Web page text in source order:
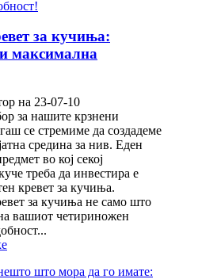
за кучиња:
максимална
на 23-07-10
за нашите крзнени
се стремиме да создадеме
средина за нив. Еден
во кој секој
треба да инвестира е
кревет за кучиња.
за кучиња не само што
вашиот четириножен